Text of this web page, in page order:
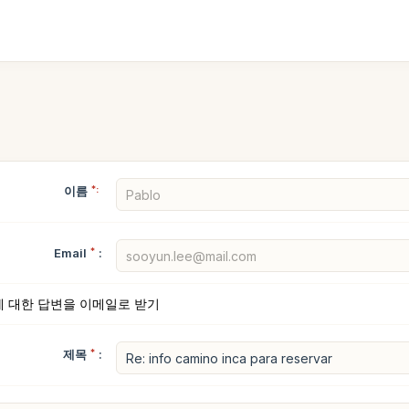
이름 *:
Email * :
대한 답변을 이메일로 받기
제목 * :